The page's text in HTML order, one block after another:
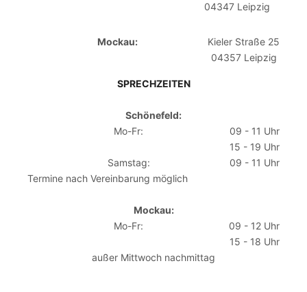
04347 Leipzig
Mockau:
Kieler Straße 25
04357 Leipzig
SPRECHZEITEN
Schönefeld:
Mo-Fr:
09 - 11 Uhr
15 - 19 Uhr
Samstag:
09 - 11 Uhr
Termine nach Vereinbarung möglich
Mockau:
Mo-Fr:
09 - 12 Uhr
15 - 18 Uhr
außer Mittwoch nachmittag